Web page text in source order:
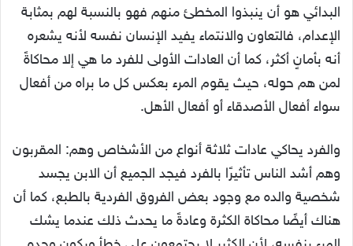
البدائي هو أن ينبذوا المخطئ منهم فهو بالنسبة لهم بمثابة
الإعدام، فالتعاون والانتماء يفيد الإنسان نفسه لأنه يشعره
أنه بأمانٍ أكثر، كما أن العادات الأولى للفرد ما هي إلا محاكاةً
لمن هم حوله، حيث يقوم المرء بعكس كل ما براه من أفعال
سواء أفعال الأصدقاء أو أفعال الأهل.
والفرد يحاكي عادات ثلاثة أنواع من الأشخاص وهم: المقربون
وهم أشد الناس تأثيرًا بالفرد فيجد الجميع أن الابن يجسد
شخصية والده مع وجود بعض الفروق الفردية بالطبع، كما أن
هناك أيضًا محاكاة الكثرة وعادةً ما يحدث ذلك عندما يشك